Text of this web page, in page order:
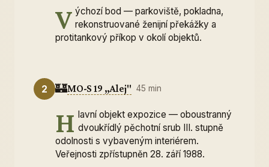
V ýchozí bod — parkoviště, pokladna,
rekonstruované ženijní překážky a
protitankový příkop v okolí objektů.
2 🏰MO-S 19 „Alej" 45 min
H lavní objekt expozice — oboustranný
dvoukřídlý pěchotní srub III. stupně
odolnosti s vybaveným interiérem.
Veřejnosti zpřístupněn 28. září 1988.